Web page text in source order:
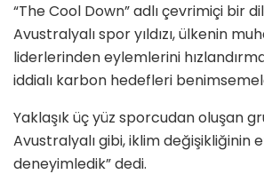
“The Cool Down” adlı çevrimiçi bir
Avustralyalı spor yıldızı, ülkenin
liderlerinden eylemlerini
iddialı karbon hedefleri
Yaklaşık üç yüz sporcudan oluşan
Avustralyalı gibi, iklim değişikliğinin
deneyimledik” dedi.